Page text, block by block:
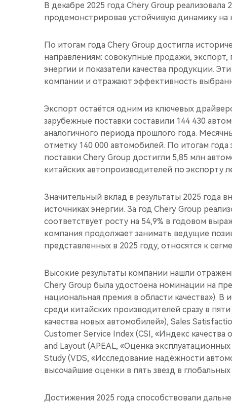
В декабре 2025 года Chery Group
продемонстрировав устойчивую динамику
По итогам года Chery Group достигла
направлениям: совокупные продажи,
энергии и показатели качества продукции.
компании и отражают эффективность
Экспорт остаётся одним из ключевых
зарубежные поставки составили 144 430
аналогичного периода прошлого года.
отметку 140 000 автомобилей. По итогам
поставки Chery Group достигли 5,85 млн
китайских автопроизводителей по экспорту
Значительный вклад в результаты 2025 года
источниках энергии. За год Chery Group
соответствует росту на 54,9% в годовом
компания продолжает занимать ведущие
представленных в 2025 году, относятся к
Высокие результаты компании нашли
Chery Group была удостоена номинации на
национальная премия в области качества»). В
среди китайских производителей сразу в
качества новых автомобилей»), Sales
Customer Service Index (CSI, «Индекс
and Layout (APEAL, «Оценка
Study (VDS, «Исследование надёжности
высочайшие оценки в пять звезд в
Достижения 2025 года способствовали